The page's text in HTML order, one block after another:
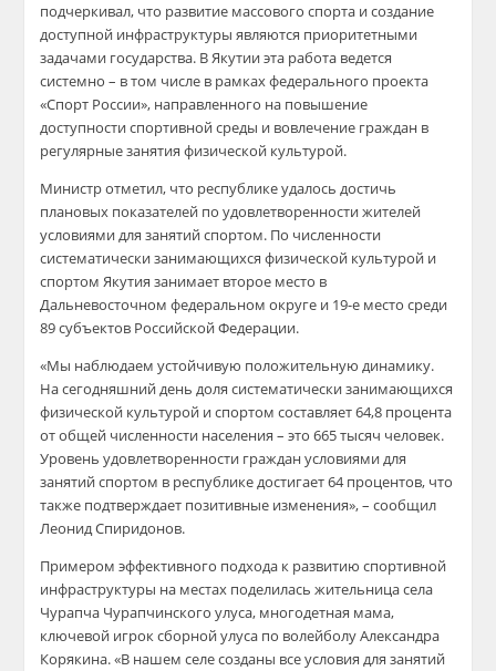
подчеркивал, что развитие массового спорта и создание
доступной инфраструктуры являются приоритетными
задачами государства. В Якутии эта работа ведется
системно – в том числе в рамках федерального проекта
«Спорт России», направленного на повышение
доступности спортивной среды и вовлечение граждан в
регулярные занятия физической культурой.
Министр отметил, что республике удалось достичь
плановых показателей по удовлетворенности жителей
условиями для занятий спортом. По численности
систематически занимающихся физической культурой и
спортом Якутия занимает второе место в
Дальневосточном федеральном округе и 19-е место среди
89 субъектов Российской Федерации.
«Мы наблюдаем устойчивую положительную динамику.
На сегодняшний день доля систематически занимающихся
физической культурой и спортом составляет 64,8 процента
от общей численности населения – это 665 тысяч человек.
Уровень удовлетворенности граждан условиями для
занятий спортом в республике достигает 64 процентов, что
также подтверждает позитивные изменения», – сообщил
Леонид Спиридонов.
Примером эффективного подхода к развитию спортивной
инфраструктуры на местах поделилась жительница села
Чурапча Чурапчинского улуса, многодетная мама,
ключевой игрок сборной улуса по волейболу Александра
Корякина. «В нашем селе созданы все условия для занятий